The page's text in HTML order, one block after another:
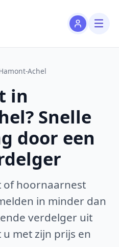
Achel
in
Snelle
door een
of hoornaarnest
in minder dan
verdelger uit
met zijn prijs en